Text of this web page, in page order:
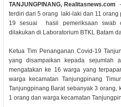
TANJUNGPINANG, Realitasnews.com
terdiri dari 5 orang laki-laki dan 11
19 sesuai hasil pemeriksaan swab
dilakukan di Laboratorium BTKL Batam
Ketua Tim Penanganan Covid-19
yang disampaikan kepada sejumlah
mengatakan ke 16 warga yang
warga kecamatan Tanjungpinang
Tanjungpinang Barat sebanyak 3 orang,
1 orang dan warga kecamatan